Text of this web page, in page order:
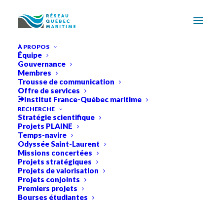
À PROPOS
Équipe
Gouvernance
Membres
Trousse de communication
Offre de services
Institut France-Québec maritime
RECHERCHE
Stratégie scientifique
Projets PLAINE
Temps-navire
Odyssée Saint-Laurent
Missions concertées
Projets stratégiques
Projets de valorisation
Projets conjoints
Premiers projets
Bourses étudiantes